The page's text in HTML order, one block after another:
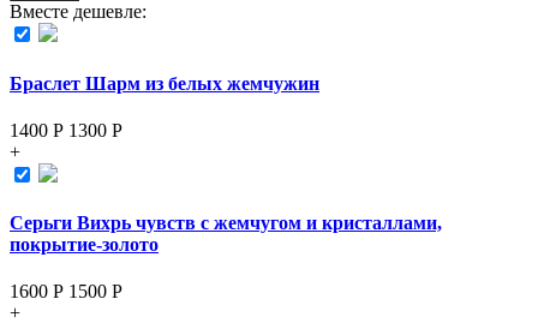
Вместе дешевле:
Браслет Шарм из белых жемчужин
1400 Р 1300 Р
+
Серьги Вихрь чувств с жемчугом и кристаллами,
покрытие-золото
1600 Р 1500 Р
+